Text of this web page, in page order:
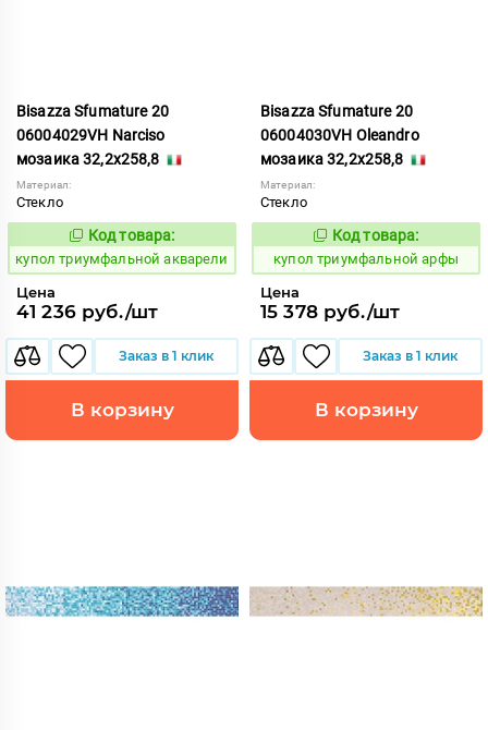
Bisazza Sfumature 20
06004029VH Narciso
мозаика 32,2x258,8
Материал:
Стекло
856750
Код товара:
купол триумфальной акварели
Цена
41 236 руб./шт
Заказ в 1 клик
В корзину
Bisazza Sfumature 20
06004030VH Oleandro
мозаика 32,2x258,8
Материал:
Стекло
856751
Код товара:
купол триумфальной арфы
Цена
15 378 руб./шт
Заказ в 1 клик
В корзину